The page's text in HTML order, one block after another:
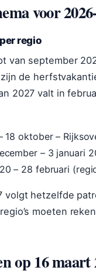
voor
regio
van september
de
2027 valt in
18 oktober –
– 3 januari
20 – 28 februari
volgt hetzelfde
moeten
op 16 maart